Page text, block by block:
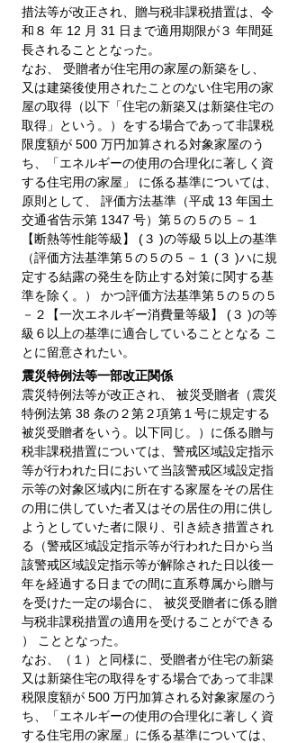
措法等が改正され、贈与税非課税措置は、令
和８ 年 12 月 31 日まで適用期限が３ 年間延
長されることとなった。
なお、 受贈者が住宅用の家屋の新築をし、
又は建築後使用されたことのない住宅用の家
屋の取得（以下「住宅の新築又は新築住宅の
取得」という。）をする場合であって非課税
限度額が 500 万円加算される対象家屋のう
ち、「エネルギーの使用の合理化に著しく資
する住宅用の家屋」 に係る基準については、
原則として、 評価方法基準（平成 13 年国土
交通省告示第 1347 号）第５の５の５－１
【断熱等性能等級】 (３ )の等級５以上の基準
（評価方法基準第５の５の５－１ (３ )ハに規
定する結露の発生を防止する対策に関する基
準を除く。） かつ評価方法基準第５の５の５
－２【一次エネルギー消費量等級】 (３ )の等
級６以上の基準に適合していることとなる こ
とに留意されたい。
震災特例法等一部改正関係
震災特例法等が改正され、 被災受贈者（震災
特例法第 38 条の２第２項第１号に規定する
被災受贈者をいう。以下同じ。）に係る贈与
税非課税措置については、警戒区域設定指示
等が行われた日において当該警戒区域設定指
示等の対象区域内に所在する家屋をその居住
の用に供していた者又はその居住の用に供し
ようとしていた者に限り、引き続き措置され
る（警戒区域設定指示等が行われた日から当
該警戒区域設定指示等が解除された日以後一
年を経過する日までの間に直系尊属から贈与
を受けた一定の場合に、 被災受贈者に係る贈
与税非課税措置の適用を受けることができる
） こととなった。
なお、（１）と同様に、受贈者が住宅の新築
又は新築住宅の取得をする場合であって非課
税限度額が 500 万円加算される対象家屋のう
ち、「エネルギーの使用の合理化に著しく資
する住宅用の家屋」に係る基準については、